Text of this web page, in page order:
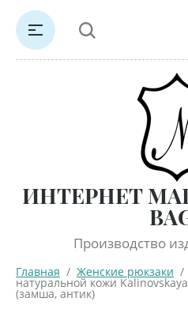
ИНТЕРНЕТ
Производство
Главная
  /
Женские рюкзаки
натуральной кожи
(замша, антик)